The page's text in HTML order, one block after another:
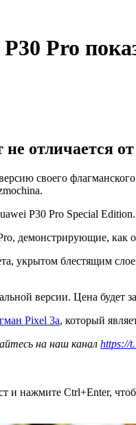
Pro
отличается
своего
P30 Pro Special Edition.
демонстрирующие, как
укрытом блестящим
версии. Цена будет
Pixel 3a, который
на наш канал https://
и нажмите Ctrl+Enter,